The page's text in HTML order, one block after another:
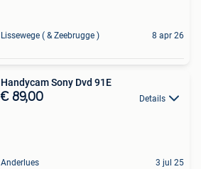
Lissewege ( & Zeebrugge ) 8 apr 26
Handycam Sony Dvd 91E
€ 89,00 Details
Anderlues 3 jul 25